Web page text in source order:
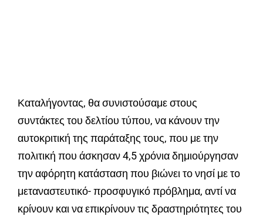
Καταλήγοντας, θα συνιστούσαμε στους
συντάκτες του δελτίου τύπου, να κάνουν την
αυτοκριτική της παράταξης τους, που με την
πολιτική που άσκησαν 4,5 χρόνια δημιούργησαν
την αφόρητη κατάσταση που βιώνει το νησί με το
μεταναστευτικό- προσφυγικό πρόβλημα, αντί να
κρίνουν και να επικρίνουν τις δραστηριότητες του